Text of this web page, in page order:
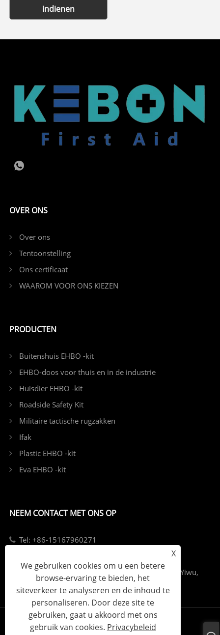
indienen
OVER ONS
Over ons
Tentoonstelling
Ons certificaat
WAAROM VOOR ONS KIEZEN
PRODUCTEN
Buitenshuis EHBO -kit
EHBO-doos voor thuis en in de industrie
Huisdier EHBO -kit
Roadside Safety Kit
Militaire tactische rugzakken
Ifak
Plastic EHBO -kit
Eva EHBO -kit
NEEM CONTACT MET ONS OP
Tel: +86-15167960271
Add: Jiangdong Industriepark, Jiangdong Street, Yiwu,
China.
Links Sitemap RSS XML Privacybeleid
X
We gebruiken cookies om u een betere
browse-ervaring te bieden, het
siteverkeer te analyseren en de inhoud te
personaliseren. Door deze site te
gebruiken, gaat u akkoord met ons
gebruik van cookies. Privacybeleid